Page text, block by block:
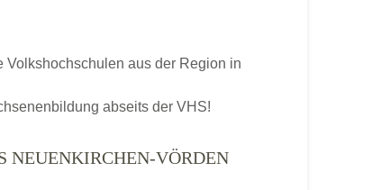
aus der Region in
abseits der VHS!
NEUENKIRCHEN-VÖRDEN